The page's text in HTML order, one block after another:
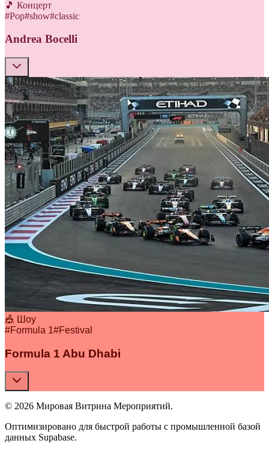
🎵 Концерт
#Pop#show#classic
Andrea Bocelli
🎪 Шоу
#Formula 1#Festival
Formula 1 Abu Dhabi
© 2026 Мировая Витрина Мероприятий.
Оптимизировано для быстрой работы с промышленной базой
данных Supabase.